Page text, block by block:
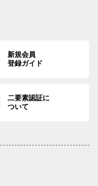
新規会員
登録ガイド
二要素認証に
ついて